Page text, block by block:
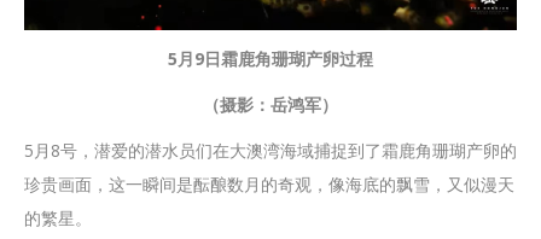
5月9日霜鹿角珊瑚产卵过程
（摄影：岳鸿军）
5月8号，潜爱的潜水员们在大澳湾海域捕捉到了霜鹿角珊瑚产卵的
珍贵画面，这一瞬间是酝酿数月的奇观，像海底的飘雪，又似漫天
的繁星。